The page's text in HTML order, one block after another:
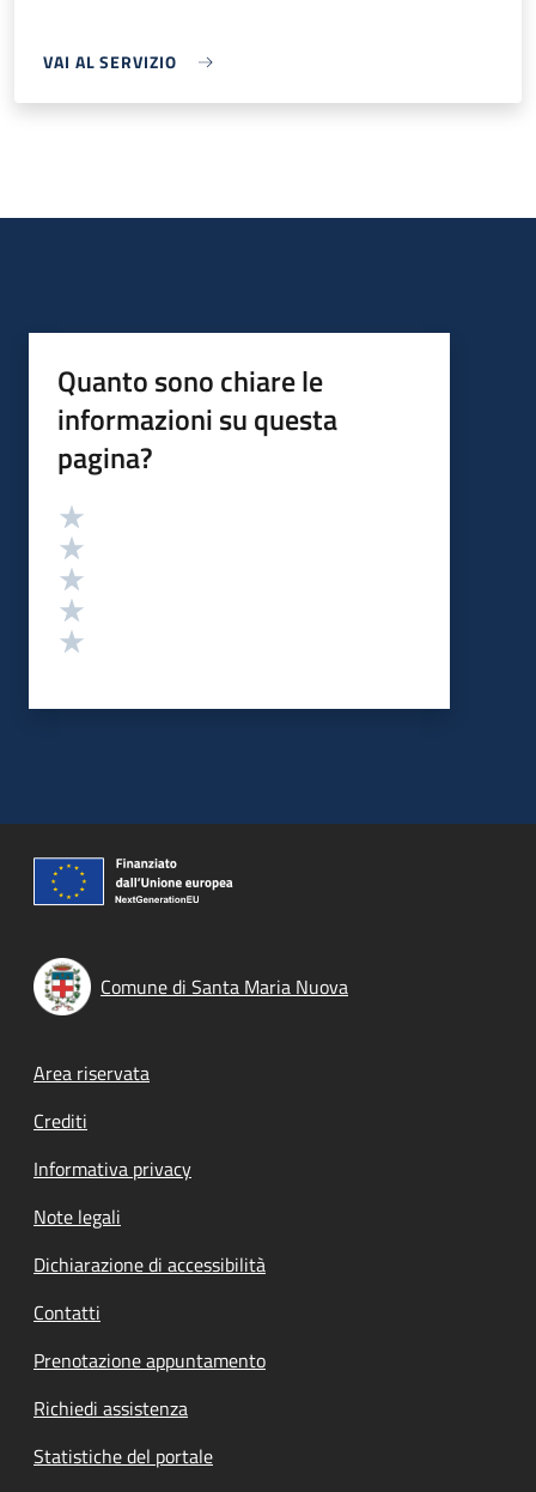
VAI AL SERVIZIO
Quanto sono chiare le
informazioni su questa
pagina?
Valutazione
Comune di Santa Maria Nuova
Footer menu
Area riservata
Crediti
Informativa privacy
Note legali
Dichiarazione di accessibilità
Contatti
Prenotazione appuntamento
Richiedi assistenza
Statistiche del portale